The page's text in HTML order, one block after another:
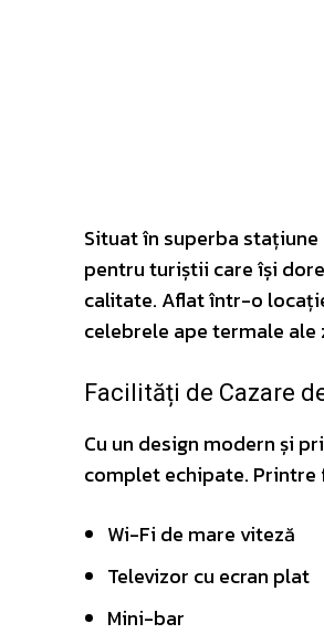
Situat în superba
pentru turiștii care își
calitate. Aflat într-o
celebrele ape termale ale
Facilități de Cazare
Cu un design modern și
complet echipate.
Wi-Fi de mare viteză
Televizor cu ecran plat
Mini-bar